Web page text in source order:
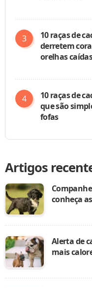
10 raças de
derretem
orelhas
10 raças de
que são
fofas
Artigos
conheça
Alerta de
mais